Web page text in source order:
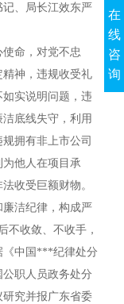
、局长江效东严
命，对党不忠
神，违规收受礼
实说明问题，违
底线失守，利用
拥有非上市公司
他人在项目承
收受巨额财物。
洁纪律，构成严
不收敛、不收手，
《中国***纪律处分
职人员政务处分
究并报广东省委
在
线
咨
询